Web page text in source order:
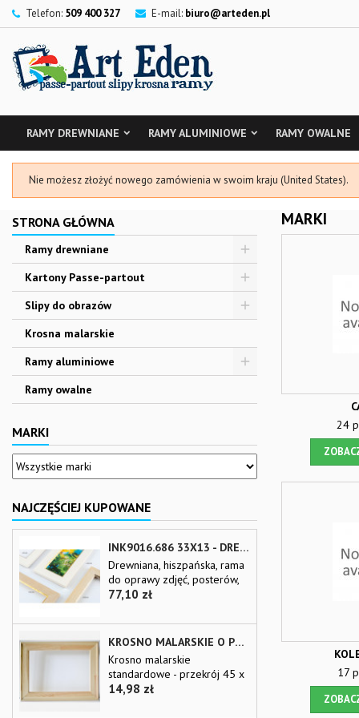
Telefon: 509 400 327 E-mail: biuro@arteden.pl
RAMY DREWNIANE RAMY ALUMINIOWE RAMY OWALNE
Nie możesz złożyć nowego zamówienia w swoim kraju (United States).
STRONA GŁÓWNA
Ramy drewniane
Kartony Passe-partout
Slipy do obrazów
Krosna malarskie
Ramy aluminiowe
Ramy owalne
MARKI
NAJCZĘŚCIEJ KUPOWANE
INK9016.686 33X13 - DREWNIANA BEŻOWA RAMA - WKŁADKA DO OBRAZÓW I LUSTER
Drewniana, hiszpańska, rama
do oprawy zdjęć, posterów,
plakatów, reprodukcji i luster
passepart-out UWAGI:
Dostawa kurierska gotowej
170x100 cm jest utrudniona.
Zapytaj sprzedawcę Dostawa
kurierska listew o długości
Cena
77,10 zł
KROSNO MALARSKIE O PRZEKROJU 45 X 20 MM
Krosno malarskie
standardowe - przekrój 45 x
20 mm na wymiar Krosno
Cena
14,98 zł
MARKI
24
17